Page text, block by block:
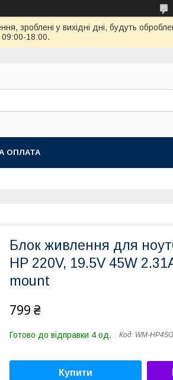
у вихідні дні, будуть
18:00.
ОПЛАТА
Блок живлення для
HP 220V, 19.5V 45W
mount
799 ₴
Готово до відправки 4 од. Код: WM-
Купити